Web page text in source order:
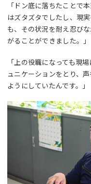
「ドン底に落ちたことで
はズタズタでしたし、現
も、その状況を耐え忍び
がることができました。」
「上の役職になっても現
ュニケーションをとり、
ようにしていたんです。」